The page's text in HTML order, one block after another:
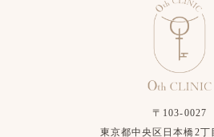
〒103-0027
東京都中央区日本橋2丁